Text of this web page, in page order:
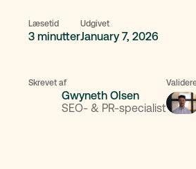
Læsetid
3 minutter
Udgivet
January 7, 2026
Skrevet af
Gwyneth Olsen
SEO- & PR-specialist